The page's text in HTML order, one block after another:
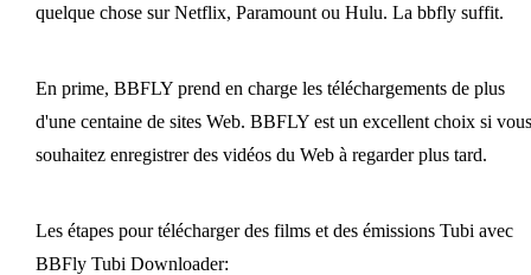
quelque chose sur Netflix, Paramount ou Hulu. La bbfly suffit.
En prime, BBFLY prend en charge les téléchargements de plus
d'une centaine de sites Web. BBFLY est un excellent choix si vous
souhaitez enregistrer des vidéos du Web à regarder plus tard.
Les étapes pour télécharger des films et des émissions Tubi avec
BBFly Tubi Downloader: